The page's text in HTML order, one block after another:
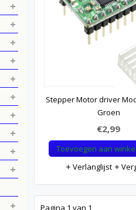
Stepper Motor driver
Groen
€2,99
Toevoegen aan
Verlanglijst
Pagina 1 van 1